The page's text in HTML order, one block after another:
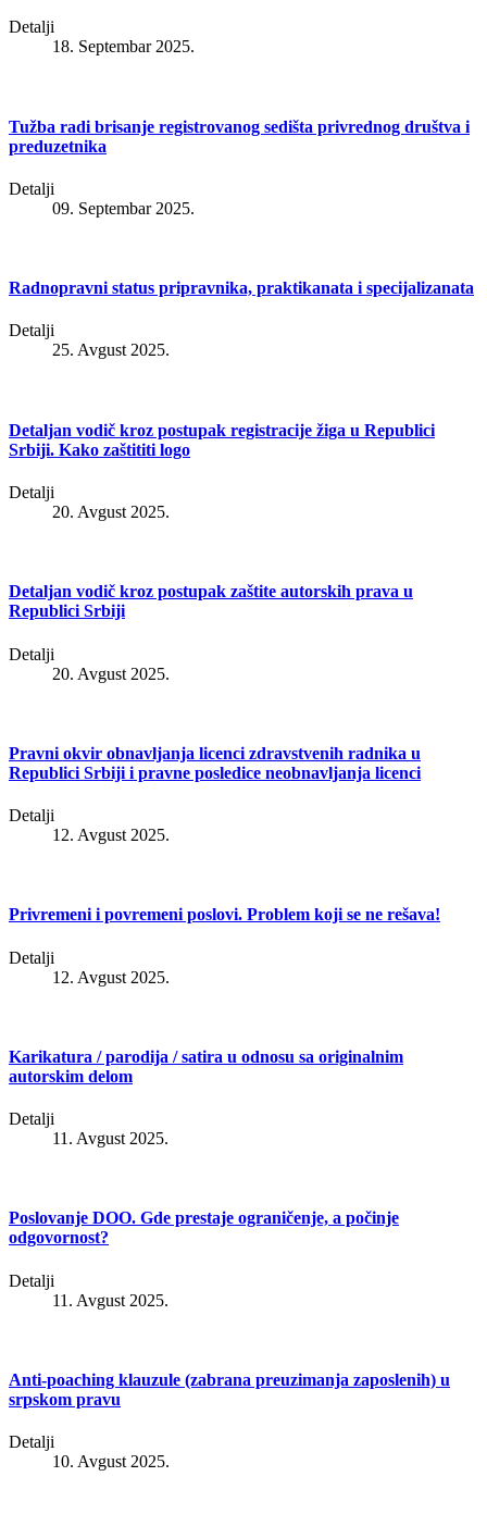
Detalji
18. Septembar 2025.
Tužba radi brisanje registrovanog sedišta privrednog društva i
preduzetnika
Detalji
09. Septembar 2025.
Radnopravni status pripravnika, praktikanata i specijalizanata
Detalji
25. Avgust 2025.
Detaljan vodič kroz postupak registracije žiga u Republici
Srbiji. Kako zaštititi logo
Detalji
20. Avgust 2025.
Detaljan vodič kroz postupak zaštite autorskih prava u
Republici Srbiji
Detalji
20. Avgust 2025.
Pravni okvir obnavljanja licenci zdravstvenih radnika u
Republici Srbiji i pravne posledice neobnavljanja licenci
Detalji
12. Avgust 2025.
Privremeni i povremeni poslovi. Problem koji se ne rešava!
Detalji
12. Avgust 2025.
Karikatura / parodija / satira u odnosu sa originalnim
autorskim delom
Detalji
11. Avgust 2025.
Poslovanje DOO. Gde prestaje ograničenje, a počinje
odgovornost?
Detalji
11. Avgust 2025.
Anti-poaching klauzule (zabrana preuzimanja zaposlenih) u
srpskom pravu
Detalji
10. Avgust 2025.